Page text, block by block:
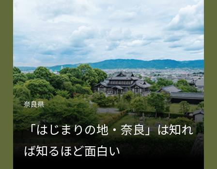
奈良県
「はじまりの地・奈良」は知れ
ば知るほど面白い